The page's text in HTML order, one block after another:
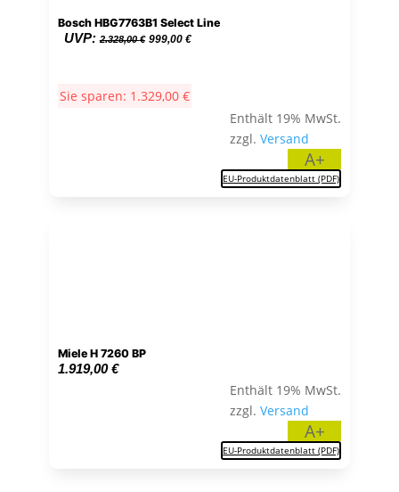
Bosch HBG7763B1 Select Line
UVP: 2.328,00€ Ursprünglicher
2.328,00 €
999,00 €Aktueller
Sie sparen: 1.329,00 €
Enthält 19% MwSt.
zzgl.Versand
A+
EU-Produktdatenblatt (PDF)
Miele H 7260 BP
1.919,00€
Enthält 19% MwSt.
zzgl.Versand
A+
EU-Produktdatenblatt (PDF)